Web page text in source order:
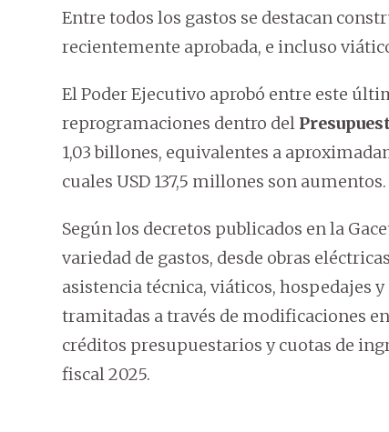
Entre todos los gastos se destacan
recientemente aprobada, e incluso
El Poder Ejecutivo aprobó entre este
reprogramaciones dentro del
1,03 billones, equivalentes a
cuales USD 137,5 millones son aumentos.
Según los decretos publicados en la
variedad de gastos, desde obras
asistencia técnica, viáticos, hospedajes
tramitadas a través de modificaciones
créditos presupuestarios y cuotas de
fiscal 2025.